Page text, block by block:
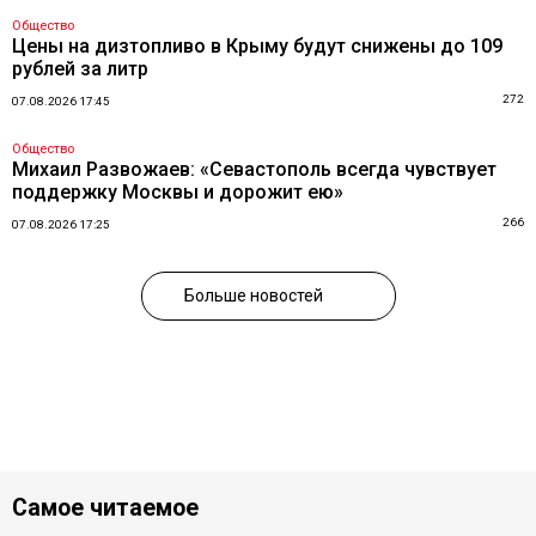
Общество
Цены на дизтопливо в Крыму будут снижены до 109
рублей за литр
07.08.2026 17:45 272
Общество
Михаил Развожаев: «Севастополь всегда чувствует
поддержку Москвы и дорожит ею»
07.08.2026 17:25 266
Больше новостей
Самое читаемое